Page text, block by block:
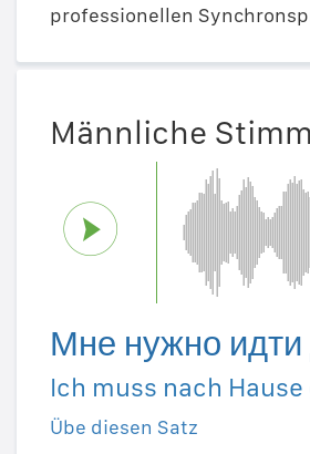
professionellen
Männliche
Мне нужно
Ich muss nach Hause
Übe diesen Satz